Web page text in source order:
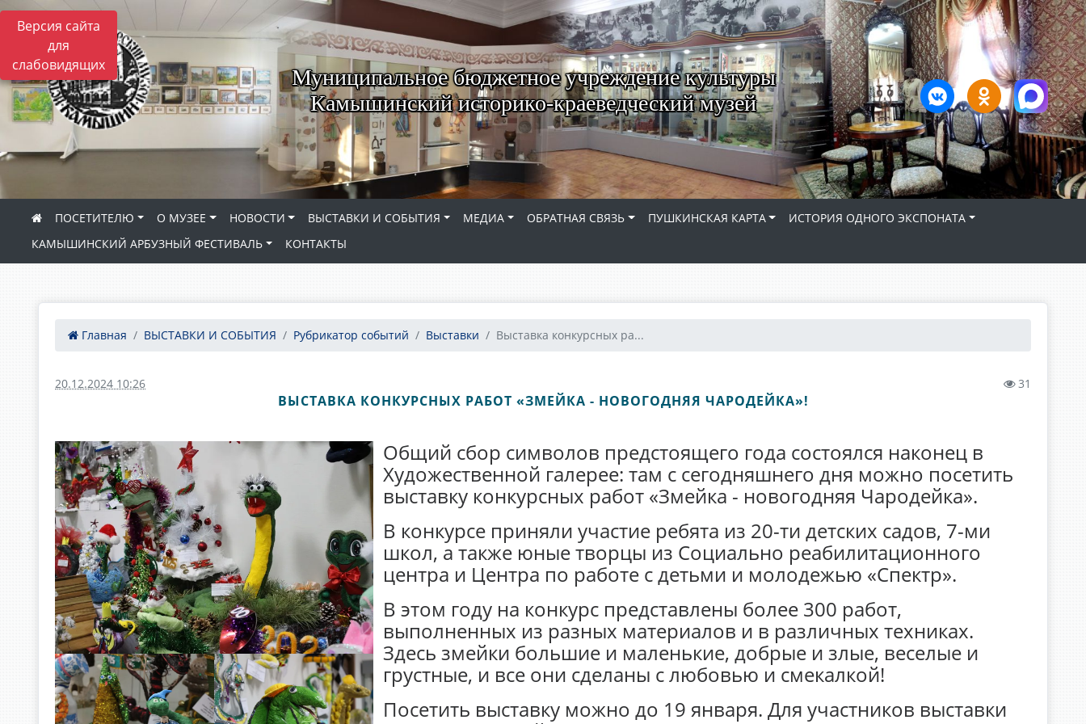
Версия сайта
для
слабовидящих
Муниципальное бюджетное учреждение культуры
Камышинский историко-краеведческий музей
ПОСЕТИТЕЛЮ О МУЗЕЕ НОВОСТИ ВЫСТАВКИ И СОБЫТИЯ МЕДИА ОБРАТНАЯ СВЯЗЬ ПУШКИНСКАЯ КАРТА
ИСТОРИЯ ОДНОГО ЭКСПОНАТА
КАМЫШИНСКИЙ АРБУЗНЫЙ ФЕСТИВАЛЬ
КОНТАКТЫ
Главная ВЫСТАВКИ И СОБЫТИЯ Рубрикатор событий Выставки Выставка конкурсных ра...
20.12.2024 10:26 31
ВЫСТАВКА КОНКУРСНЫХ РАБОТ «ЗМЕЙКА - НОВОГОДНЯЯ ЧАРОДЕЙКА»!
Общий сбор символов предстоящего года состоялся наконец в
Художественной галерее: там с сегодняшнего дня можно посетить
выставку конкурсных работ «Змейка - новогодняя Чародейка».
В конкурсе приняли участие ребята из 20-ти детских садов, 7-ми
школ, а также юные творцы из Социально реабилитационного
центра и Центра по работе с детьми и молодежью «Спектр».
В этом году на конкурс представлены более 300 работ,
выполненных из разных материалов и в различных техниках.
Здесь змейки большие и маленькие, добрые и злые, веселые и
грустные, и все они сделаны с любовью и смекалкой!
Посетить выставку можно до 19 января. Для участников выставки